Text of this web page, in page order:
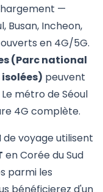
—
Busan, Incheon,
en 4G/5G.
(Parc national
peuvent
métro de Séoul
4G complète.
de voyage utilisent
en Corée du Sud
parmi les